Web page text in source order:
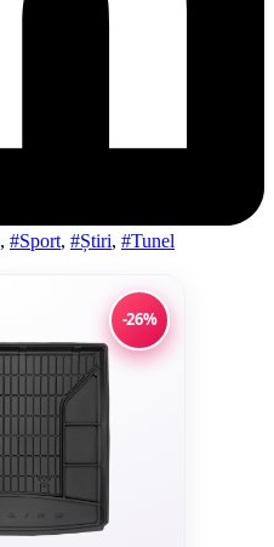
, #Sport, #Știri, #Tunel
-26%